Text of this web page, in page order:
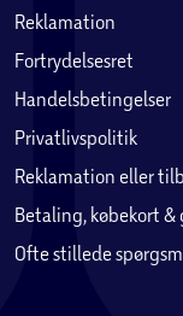
Reklamation
Fortrydelsesret
Handelsbetingelser
Privatlivspolitik
Reklamation eller
Betaling, købekort &
Ofte stillede